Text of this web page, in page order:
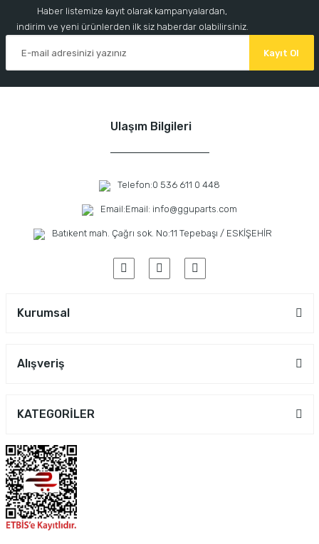
Haber listemize kayıt olarak kampanyalardan,
indirim ve yeni ürünlerden ilk siz haberdar olabilirsiniz.
Kayıt Ol
Ulaşım Bilgileri
Telefon:0 536 611 0 448
Email:Email: info@gguparts.com
Batıkent mah. Çağrı sok. No:11 Tepebaşı / ESKİŞEHİR
Kurumsal
Alışveriş
KATEGORİLER